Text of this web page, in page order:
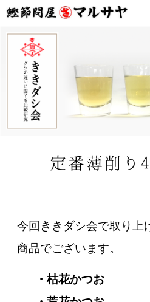
定番薄削り
今回ききダシ会で取り上
商品でございます。
・枯花かつお